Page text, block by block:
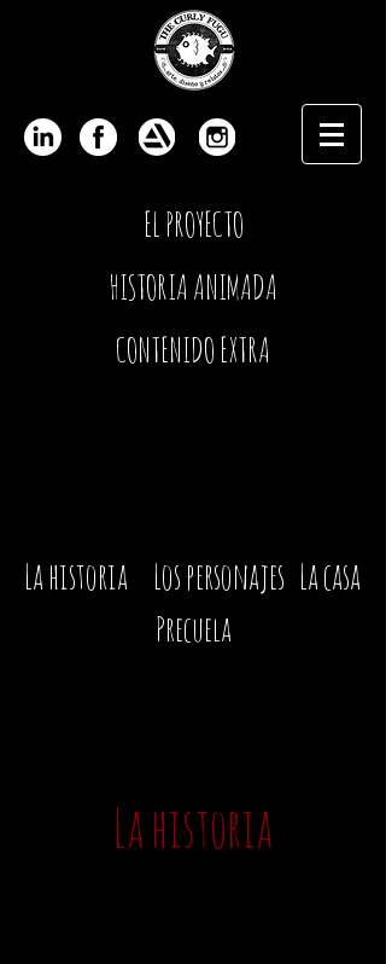
EL PROYECTO
HISTORIA ANIMADA
CONTENIDO EXTRA
La historia Los personajes La casa
Precuela
La historia